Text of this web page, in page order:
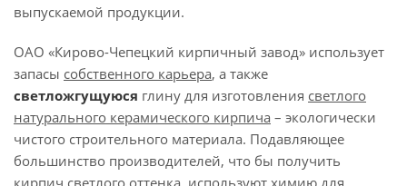
выпускаемой продукции.
ОАО «Кирово-Чепецкий кирпичный завод» использует
запасы собственного карьера, а также
светложгущуюся глину для изготовления светлого
натурального керамического кирпича – экологически
чистого строительного материала. Подавляющее
большинство производителей, что бы получить
кирпич светлого оттенка, используют химию для